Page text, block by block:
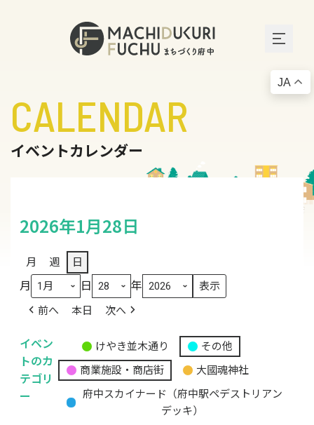
CALENDAR
イベントカレンダー
2026年1月28日
月 週 日
月 日 年
前へ 本日 次へ
イベン
トのカ
テゴリ
ー
題
カ
けやき並木通り
その他
商業施設・商店街
大國魂神社
府中スカイナード（府中駅ペデストリアン
デッキ）
JA